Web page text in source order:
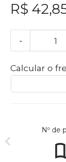
R$
-
Calcular o
Nº de